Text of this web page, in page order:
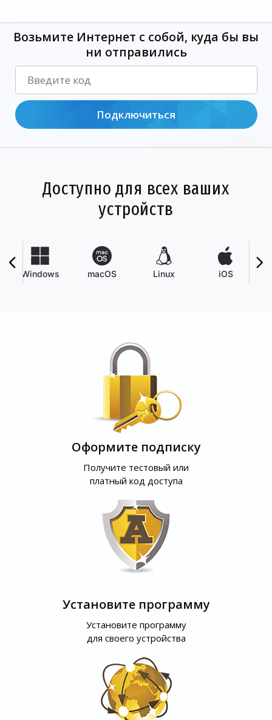
Возьмите Интернет с собой, куда бы вы
ни отправились
Подключиться
Доступно для всех ваших
устройств
Windows macOS Linux iOS
Оформите подписку
Получите тестовый или
платный код доступа
Установите программу
Установите программу
для своего устройства